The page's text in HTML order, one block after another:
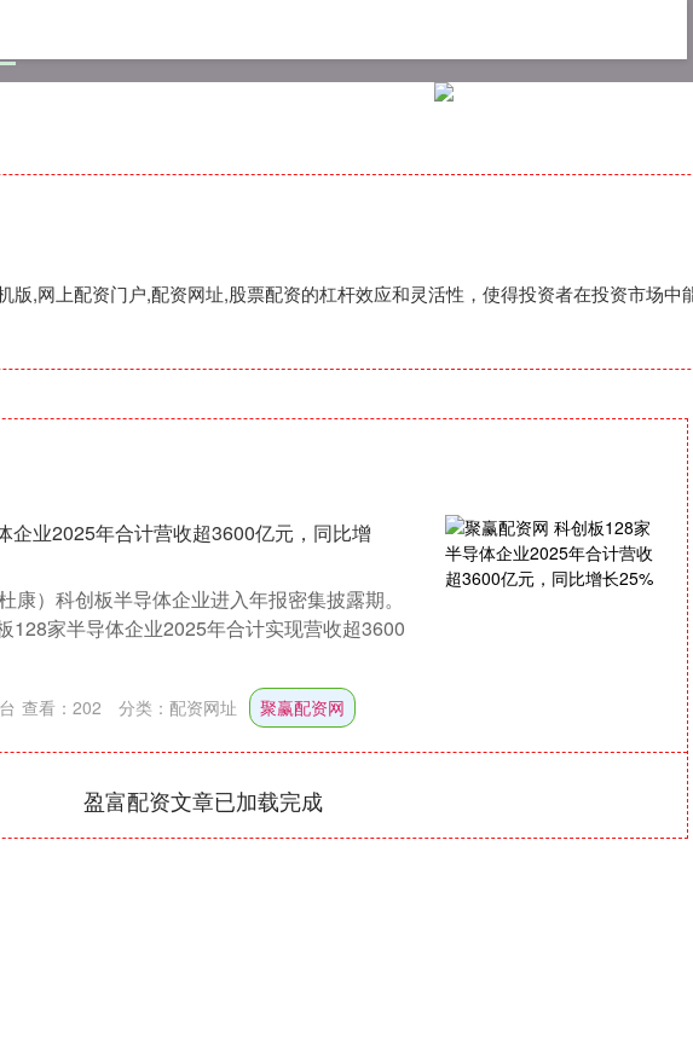
版,网上配资门户,配资网址,股票配资的杠杆效应和灵活性，使得投资者在投资市场中
企业2025年合计营收超3600亿元，同比增
康）科创板半导体企业进入年报密集披露期。
128家半导体企业2025年合计实现营收超3600
查看： 202 分类： 配资网址 聚赢配资网
盈富配资文章已加载完成